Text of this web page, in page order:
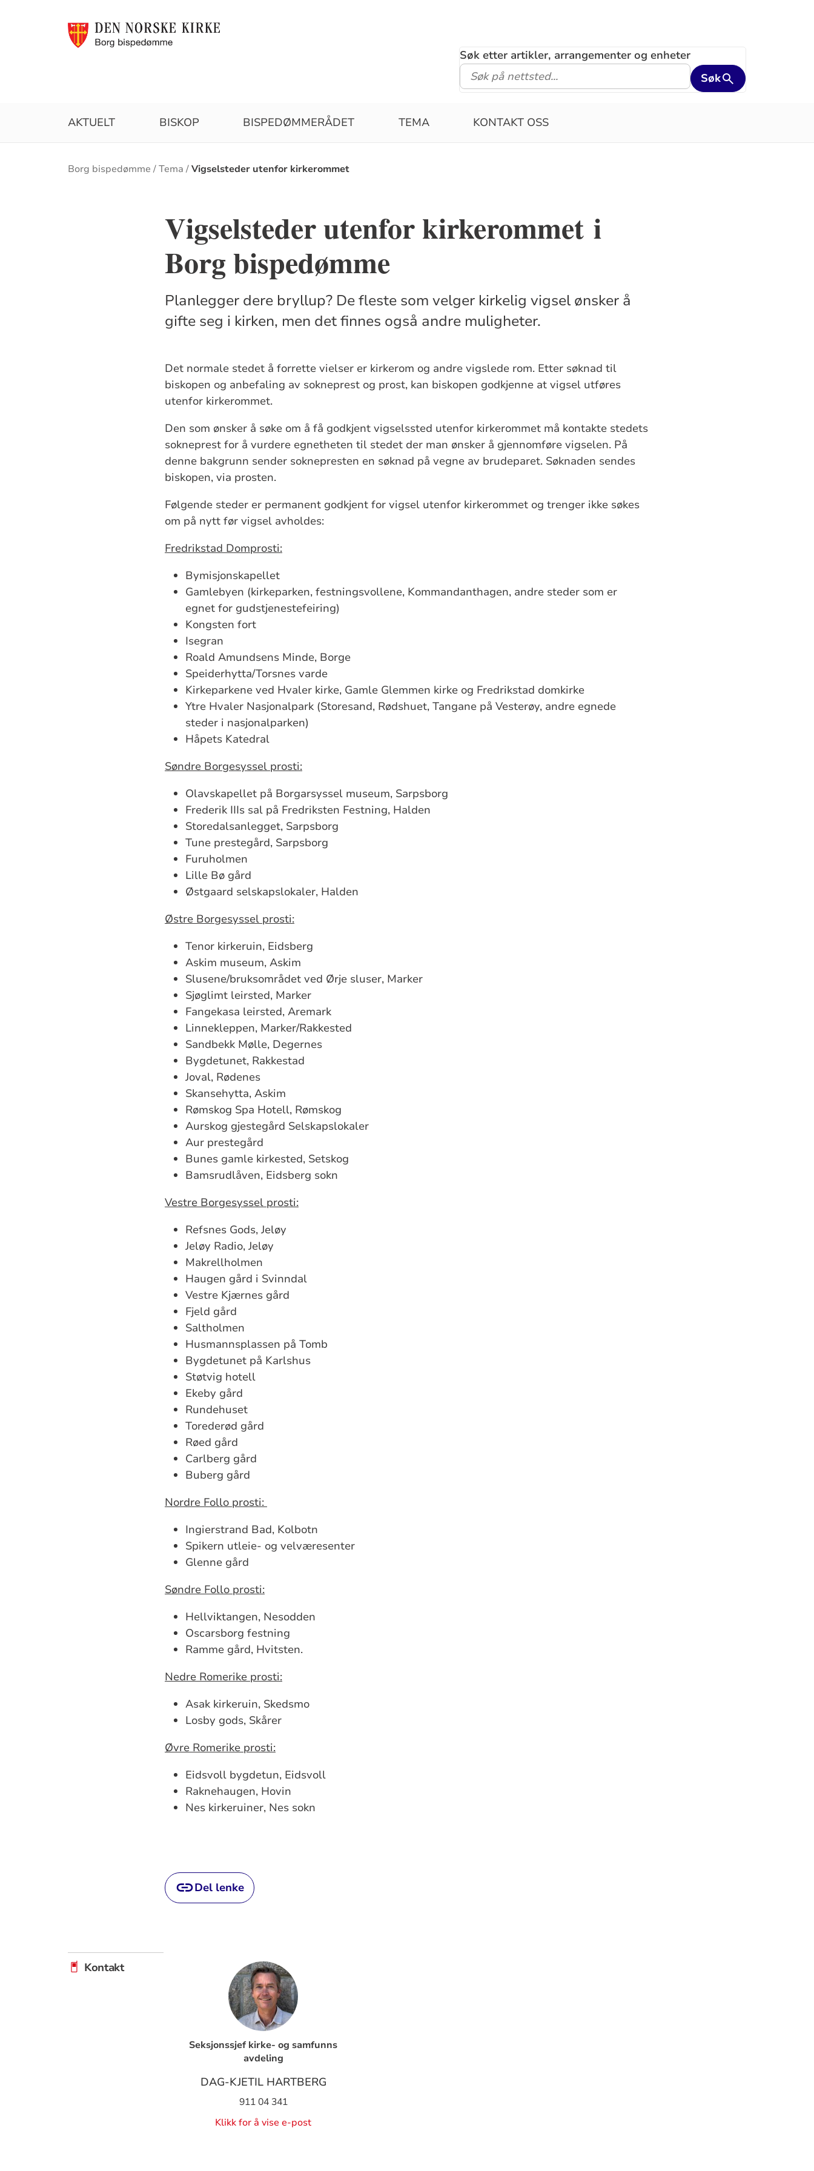
Søk etter artikler, arrangementer og enheter
Søk
AKTUELT BISKOP BISPEDØMMERÅDET TEMA KONTAKT OSS
Brødsmulesti
Borg bispedømme Tema Vigselsteder utenfor kirkerommet
Vigselsteder utenfor kirkerommet i
Borg bispedømme
Planlegger dere bryllup? De fleste som velger kirkelig vigsel ønsker å
gifte seg i kirken, men det finnes også andre muligheter.
Det normale stedet å forrette vielser er kirkerom og andre vigslede rom. Etter søknad til
biskopen og anbefaling av sokneprest og prost, kan biskopen godkjenne at vigsel utføres
utenfor kirkerommet.
Den som ønsker å søke om å få godkjent vigselssted utenfor kirkerommet må kontakte stedets
sokneprest for å vurdere egnetheten til stedet der man ønsker å gjennomføre vigselen. På
denne bakgrunn sender soknepresten en søknad på vegne av brudeparet. Søknaden sendes
biskopen, via prosten.
Følgende steder er permanent godkjent for vigsel utenfor kirkerommet og trenger ikke søkes
om på nytt før vigsel avholdes:
Fredrikstad Domprosti:
Bymisjonskapellet
Gamlebyen (kirkeparken, festningsvollene, Kommandanthagen, andre steder som er
egnet for gudstjenestefeiring)
Kongsten fort
Isegran
Roald Amundsens Minde, Borge
Speiderhytta/Torsnes varde
Kirkeparkene ved Hvaler kirke, Gamle Glemmen kirke og Fredrikstad domkirke
Ytre Hvaler Nasjonalpark (Storesand, Rødshuet, Tangane på Vesterøy, andre egnede
steder i nasjonalparken)
Håpets Katedral
Søndre Borgesyssel prosti:
Olavskapellet på Borgarsyssel museum, Sarpsborg
Frederik IIIs sal på Fredriksten Festning, Halden
Storedalsanlegget, Sarpsborg
Tune prestegård, Sarpsborg
Furuholmen
Lille Bø gård
Østgaard selskapslokaler, Halden
Østre Borgesyssel prosti:
Tenor kirkeruin, Eidsberg
Askim museum, Askim
Slusene/bruksområdet ved Ørje sluser, Marker
Sjøglimt leirsted, Marker
Fangekasa leirsted, Aremark
Linnekleppen, Marker/Rakkested
Sandbekk Mølle, Degernes
Bygdetunet, Rakkestad
Joval, Rødenes
Skansehytta, Askim
Rømskog Spa Hotell, Rømskog
Aurskog gjestegård Selskapslokaler
Aur prestegård
Bunes gamle kirkested, Setskog
Bamsrudlåven, Eidsberg sokn
Vestre Borgesyssel prosti:
Refsnes Gods, Jeløy
Jeløy Radio, Jeløy
Makrellholmen
Haugen gård i Svinndal
Vestre Kjærnes gård
Fjeld gård
Saltholmen
Husmannsplassen på Tomb
Bygdetunet på Karlshus
Støtvig hotell
Ekeby gård
Rundehuset
Torederød gård
Røed gård
Carlberg gård
Buberg gård
Nordre Follo prosti:
Ingierstrand Bad, Kolbotn
Spikern utleie- og velværesenter
Glenne gård
Søndre Follo prosti:
Hellviktangen, Nesodden
Oscarsborg festning
Ramme gård, Hvitsten.
Nedre Romerike prosti:
Asak kirkeruin, Skedsmo
Losby gods, Skårer
Øvre Romerike prosti:
Eidsvoll bygdetun, Eidsvoll
Raknehaugen, Hovin
Nes kirkeruiner, Nes sokn
Del lenke
Kontakt
Seksjonssjef kirke- og samfunns
avdeling
DAG-KJETIL HARTBERG
911 04 341
Klikk for å vise e-post